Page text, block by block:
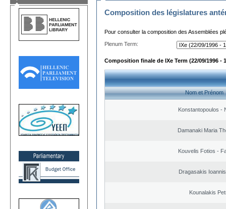
Composition des législatures
Pour consulter la composition des Assemblées
Plenum Term:
Composition finale de IXe Term (22/09/1996 -
Nom et Prénom
Konstantopoulos -
Damanaki Maria
Kouvelis Fotios -
Dragasakis
Kounalakis